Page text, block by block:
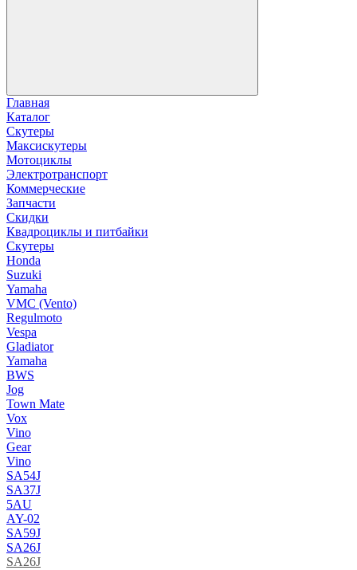
Главная
Каталог
Скутеры
Максискутеры
Мотоциклы
Электротранспорт
Коммерческие
Запчасти
Скидки
Квадроциклы и питбайки
Скутеры
Honda
Suzuki
Yamaha
VMC (Vento)
Regulmoto
Vespa
Gladiator
Yamaha
BWS
Jog
Town Mate
Vox
Vino
Gear
Vino
SA54J
SA37J
5AU
AY-02
SA59J
SA26J
SA26J